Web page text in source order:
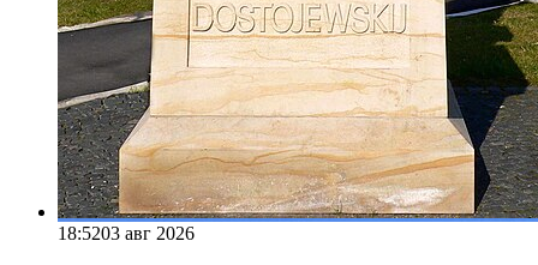
18:5203 авг 2026